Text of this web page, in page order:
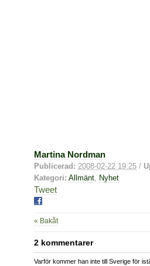
Martina Nordman
Publicerad: 2008-02-22 19:25 /
Kategori: Allmänt, Nyhet
Tweet
« Bakåt
2 kommentarer
Varför kommer han inte till Sverige för